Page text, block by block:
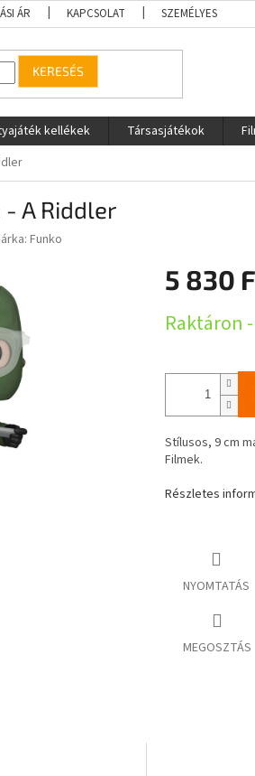
ÁR KAPCSOLAT SZEMÉLYES
KERESÉS
kellékek Társasjátékok
A Riddler
Funko
5 830
Raktáron
Stílusos, 9 cm
Filmek.
Részletes
NYOMTATÁS
MEGOSZTÁS